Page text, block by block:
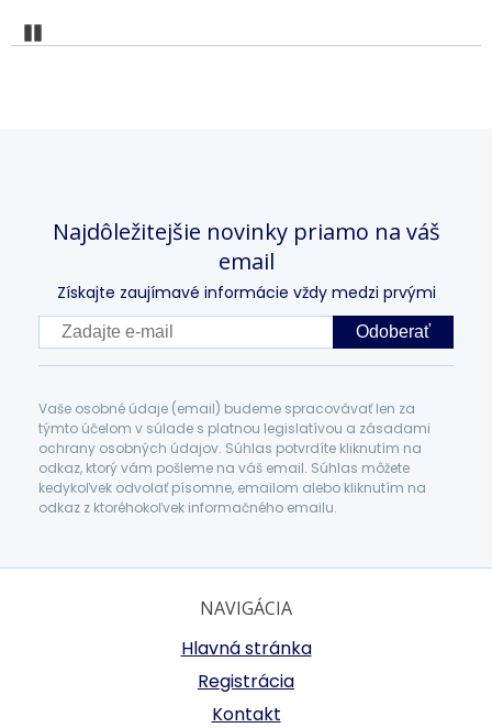
Najdôležitejšie novinky priamo na váš
email
Získajte zaujímavé informácie vždy medzi prvými
Odoberať
Vaše osobné údaje (email) budeme spracovávať len za
týmto účelom v súlade s platnou legislatívou a zásadami
ochrany osobných údajov. Súhlas potvrdíte kliknutím na
odkaz, ktorý vám pošleme na váš email. Súhlas môžete
kedykoľvek odvolať písomne, emailom alebo kliknutím na
odkaz z ktoréhokoľvek informačného emailu.
NAVIGÁCIA
Hlavná stránka
Registrácia
Kontakt